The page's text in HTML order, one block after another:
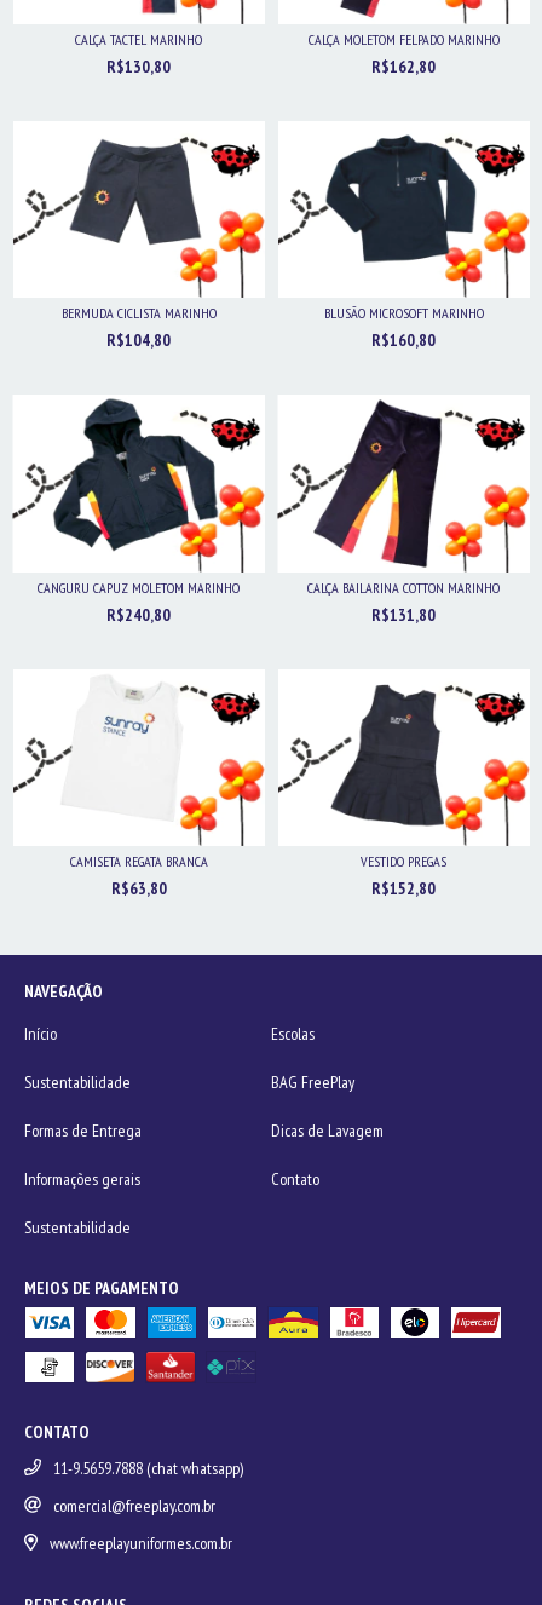
CALÇA TACTEL MARINHO
R$130,80
CALÇA MOLETOM FELPADO MARINHO
R$162,80
BERMUDA CICLISTA MARINHO
R$104,80
BLUSÃO MICROSOFT MARINHO
R$160,80
CANGURU CAPUZ MOLETOM MARINHO
R$240,80
CALÇA BAILARINA COTTON MARINHO
R$131,80
CAMISETA REGATA BRANCA
R$63,80
VESTIDO PREGAS
R$152,80
NAVEGAÇÃO
Início
Escolas
Sustentabilidade BAG FreePlay
Formas de Entrega Dicas de Lavagem
Informações gerais Contato
Sustentabilidade
MEIOS DE PAGAMENTO
CONTATO
11-9.5659.7888 (chat whatsapp)
comercial@freeplay.com.br
www.freeplayuniformes.com.br